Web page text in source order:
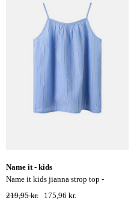
name it - kids
name it kids jianna strop top -
serenity
219,95 kr. 175,96 kr.